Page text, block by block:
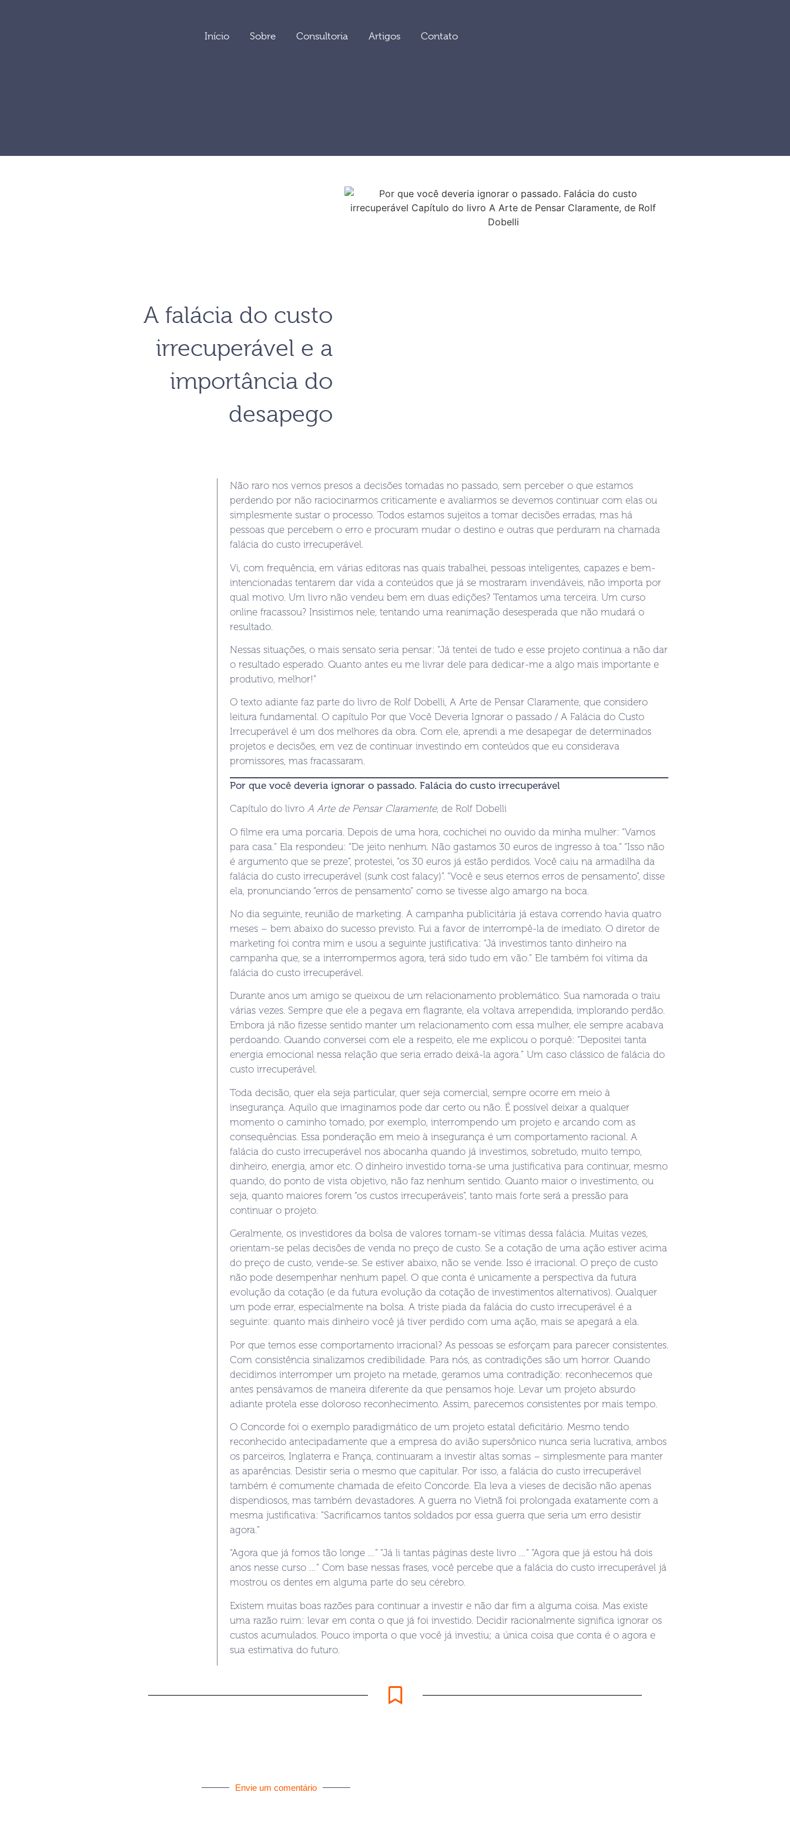
Início Sobre Consultoria Artigos Contato
A falácia do custo
irrecuperável e a
importância do
desapego
Não raro nos vemos presos a decisões tomadas no passado, sem perceber o que estamos
perdendo por não raciocinarmos criticamente e avaliarmos se devemos continuar com elas ou
simplesmente sustar o processo. Todos estamos sujeitos a tomar decisões erradas, mas há
pessoas que percebem o erro e procuram mudar o destino e outras que perduram na chamada
falácia do custo irrecuperável.
Vi, com frequência, em várias editoras nas quais trabalhei, pessoas inteligentes, capazes e bem-
intencionadas tentarem dar vida a conteúdos que já se mostraram invendáveis, não importa por
qual motivo. Um livro não vendeu bem em duas edições? Tentamos uma terceira. Um curso
online fracassou? Insistimos nele, tentando uma reanimação desesperada que não mudará o
resultado.
Nessas situações, o mais sensato seria pensar: “Já tentei de tudo e esse projeto continua a não dar
o resultado esperado. Quanto antes eu me livrar dele para dedicar-me a algo mais importante e
produtivo, melhor!”
O texto adiante faz parte do livro de Rolf Dobelli, A Arte de Pensar Claramente, que considero
leitura fundamental. O capítulo Por que Você Deveria Ignorar o passado / A Falácia do Custo
Irrecuperável é um dos melhores da obra. Com ele, aprendi a me desapegar de determinados
projetos e decisões, em vez de continuar investindo em conteúdos que eu considerava
promissores, mas fracassaram.
Por que você deveria ignorar o passado. Falácia do custo irrecuperável
Capítulo do livroA Arte de Pensar Claramente, de Rolf Dobelli
O filme era uma porcaria. Depois de uma hora, cochichei no ouvido da minha mulher: “Vamos
para casa.” Ela respondeu: “De jeito nenhum. Não gastamos 30 euros de ingresso à toa.” “Isso não
é argumento que se preze”, protestei, “os 30 euros já estão perdidos. Você caiu na armadilha da
falácia do custo irrecuperável (sunk cost falacy)”. “Você e seus eternos erros de pensamento”, disse
ela, pronunciando “erros de pensamento” como se tivesse algo amargo na boca.
No dia seguinte, reunião de marketing. A campanha publicitária já estava correndo havia quatro
meses – bem abaixo do sucesso previsto. Fui a favor de interrompê-la de imediato. O diretor de
marketing foi contra mim e usou a seguinte justificativa: “Já investimos tanto dinheiro na
campanha que, se a interrompermos agora, terá sido tudo em vão.” Ele também foi vítima da
falácia do custo irrecuperável.
Durante anos um amigo se queixou de um relacionamento problemático. Sua namorada o traiu
várias vezes. Sempre que ele a pegava em flagrante, ela voltava arrependida, implorando perdão.
Embora já não fizesse sentido manter um relacionamento com essa mulher, ele sempre acabava
perdoando. Quando conversei com ele a respeito, ele me explicou o porquê: “Depositei tanta
energia emocional nessa relação que seria errado deixá-la agora.” Um caso clássico de falácia do
custo irrecuperável.
Toda decisão, quer ela seja particular, quer seja comercial, sempre ocorre em meio à
insegurança. Aquilo que imaginamos pode dar certo ou não. É possível deixar a qualquer
momento o caminho tomado, por exemplo, interrompendo um projeto e arcando com as
consequências. Essa ponderação em meio à insegurança é um comportamento racional. A
falácia do custo irrecuperável nos abocanha quando já investimos, sobretudo, muito tempo,
dinheiro, energia, amor etc. O dinheiro investido torna-se uma justificativa para continuar, mesmo
quando, do ponto de vista objetivo, não faz nenhum sentido. Quanto maior o investimento, ou
seja, quanto maiores forem “os custos irrecuperáveis”, tanto mais forte será a pressão para
continuar o projeto.
Geralmente, os investidores da bolsa de valores tornam-se vítimas dessa falácia. Muitas vezes,
orientam-se pelas decisões de venda no preço de custo. Se a cotação de uma ação estiver acima
do preço de custo, vende-se. Se estiver abaixo, não se vende. Isso é irracional. O preço de custo
não pode desempenhar nenhum papel. O que conta é unicamente a perspectiva da futura
evolução da cotação (e da futura evolução da cotação de investimentos alternativos). Qualquer
um pode errar, especialmente na bolsa. A triste piada da falácia do custo irrecuperável é a
seguinte: quanto mais dinheiro você já tiver perdido com uma ação, mais se apegará a ela.
Por que temos esse comportamento irracional? As pessoas se esforçam para parecer consistentes.
Com consistência sinalizamos credibilidade. Para nós, as contradições são um horror. Quando
decidimos interromper um projeto na metade, geramos uma contradição: reconhecemos que
antes pensávamos de maneira diferente da que pensamos hoje. Levar um projeto absurdo
adiante protela esse doloroso reconhecimento. Assim, parecemos consistentes por mais tempo.
O Concorde foi o exemplo paradigmático de um projeto estatal deficitário. Mesmo tendo
reconhecido antecipadamente que a empresa do avião supersônico nunca seria lucrativa, ambos
os parceiros, Inglaterra e França, continuaram a investir altas somas – simplesmente para manter
as aparências. Desistir seria o mesmo que capitular. Por isso, a falácia do custo irrecuperável
também é comumente chamada de efeito Concorde. Ela leva a vieses de decisão não apenas
dispendiosos, mas também devastadores. A guerra no Vietnã foi prolongada exatamente com a
mesma justificativa: “Sacrificamos tantos soldados por essa guerra que seria um erro desistir
agora.”
“Agora que já fomos tão longe …” “Já li tantas páginas deste livro …” “Agora que já estou há dois
anos nesse curso …” Com base nessas frases, você percebe que a falácia do custo irrecuperável já
mostrou os dentes em alguma parte do seu cérebro.
Existem muitas boas razões para continuar a investir e não dar fim a alguma coisa. Mas existe
uma razão ruim: levar em conta o que já foi investido. Decidir racionalmente significa ignorar os
custos acumulados. Pouco importa o que você já investiu; a única coisa que conta é o agora e
sua estimativa do futuro.
Envie um comentário